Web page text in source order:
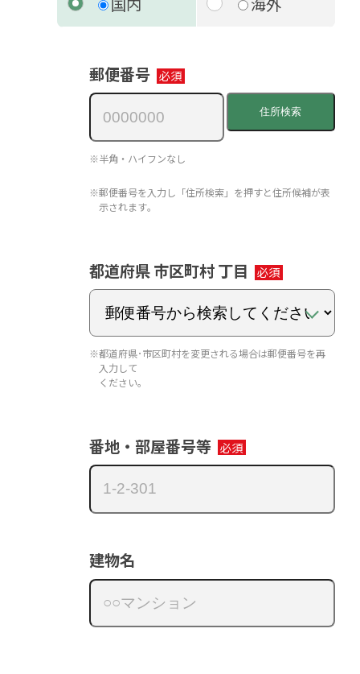
郵便番号
住所検索
※半角・ハイフンなし
※郵便番号を入力し「住所検索」を押すと住所候補が表
示されます｡
都道府県 市区町村 丁目
※都道府県･市区町村を変更される場合は郵便番号を再
入力して
ください｡
番地・部屋番号等
建物名